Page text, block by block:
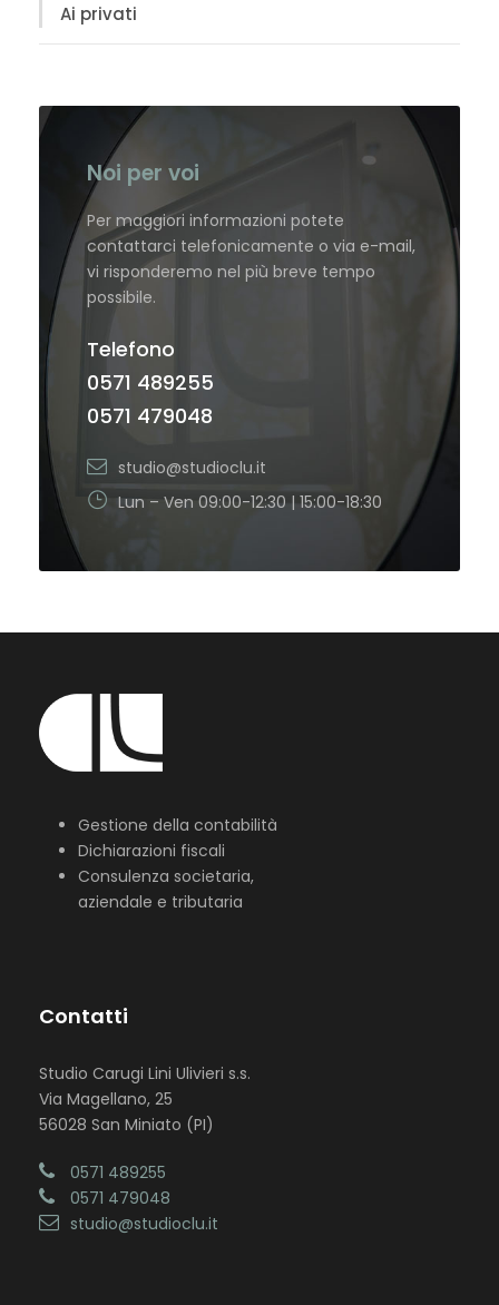
Ai privati
Noi per voi
Per maggiori informazioni potete
contattarci telefonicamente o via e-mail,
vi risponderemo nel più breve tempo
possibile.
Telefono
0571 489255
0571 479048
studio@studioclu.it
Lun – Ven 09:00-12:30 | 15:00-18:30
Gestione della contabilità
Dichiarazioni fiscali
Consulenza societaria,
aziendale e tributaria
Contatti
Studio Carugi Lini Ulivieri s.s.
Via Magellano, 25
56028 San Miniato (PI)
0571 489255
0571 479048
studio@studioclu.it